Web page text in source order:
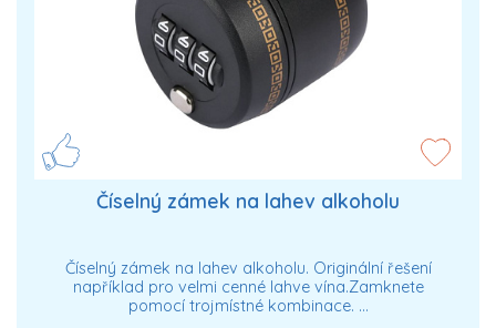
Číselný zámek na lahev alkoholu
Číselný zámek na lahev alkoholu. Originální řešení
například pro velmi cenné lahve vína.Zamknete
pomocí trojmístné kombinace. …